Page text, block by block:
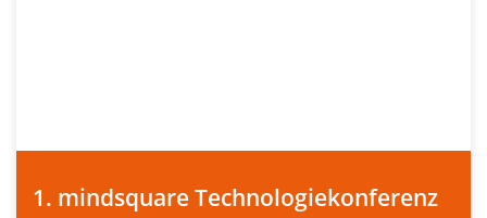
1. mindsquare Technologiekonferenz